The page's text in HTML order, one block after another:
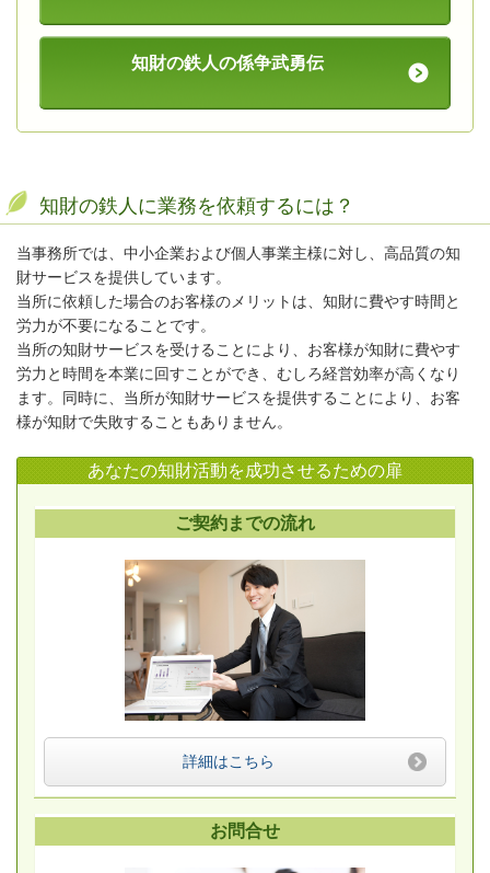
知財の鉄人の係争武勇伝
知財の鉄人に業務を依頼するには？
当事務所では、中小企業および個人事業主様に対し、高品質の知
財サービスを提供しています。
当所に依頼した場合のお客様のメリットは、知財に費やす時間と
労力が不要になることです。
当所の知財サービスを受けることにより、お客様が知財に費やす
労力と時間を本業に回すことができ、むしろ経営効率が高くなり
ます。同時に、当所が知財サービスを提供することにより、お客
様が知財で失敗することもありません。
あなたの知財活動を成功させるための扉
ご契約までの流れ
詳細はこちら
お問合せ